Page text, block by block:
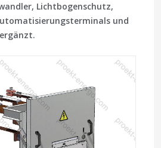
Lichtbogenschutz,
und